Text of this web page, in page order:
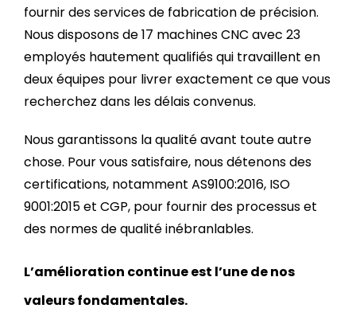
fournir des services de fabrication de précision.
Nous disposons de 17 machines CNC avec 23
employés hautement qualifiés qui travaillent en
deux équipes pour livrer exactement ce que vous
recherchez dans les délais convenus.
Nous garantissons la qualité avant toute autre
chose. Pour vous satisfaire, nous détenons des
certifications, notamment AS9100:2016, ISO
9001:2015 et CGP, pour fournir des processus et
des normes de qualité inébranlables.
L’amélioration continue est l’une de nos
valeurs fondamentales.